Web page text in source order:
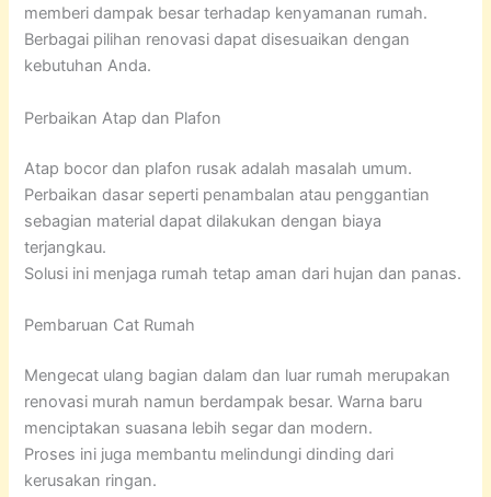
memberi dampak besar terhadap kenyamanan rumah.
Berbagai pilihan renovasi dapat disesuaikan dengan
kebutuhan Anda.
Perbaikan Atap dan Plafon
Atap bocor dan plafon rusak adalah masalah umum.
Perbaikan dasar seperti penambalan atau penggantian
sebagian material dapat dilakukan dengan biaya
terjangkau.
Solusi ini menjaga rumah tetap aman dari hujan dan panas.
Pembaruan Cat Rumah
Mengecat ulang bagian dalam dan luar rumah merupakan
renovasi murah namun berdampak besar. Warna baru
menciptakan suasana lebih segar dan modern.
Proses ini juga membantu melindungi dinding dari
kerusakan ringan.